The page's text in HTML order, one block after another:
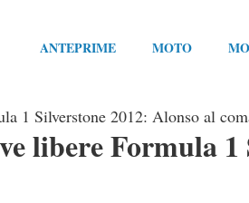
ANTEPRIME MOTO
1 Silverstone 2012: Alonso al
libere Formula 1